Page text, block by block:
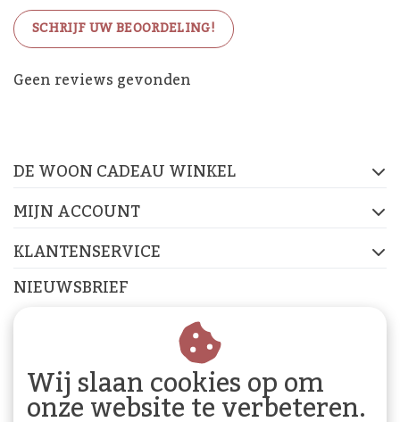
SCHRIJF UW BEOORDELING!
Geen reviews gevonden
De Woon Cadeau Winkel
DE WOON CADEAU WINKEL
MIJN ACCOUNT
KLANTENSERVICE
NIEUWSBRIEF
Abonneer je op onze nieuwsbrief om op de hoogte te
Wij slaan cookies op om
onze website te verbeteren.